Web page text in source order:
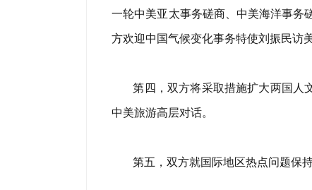
一轮中美亚太事务磋商、中美海洋事务
方欢迎中国气候变化事务特使刘振民访美
第四，双方将采取措施扩大两国人
中美旅游高层对话。
第五，双方就国际地区热点问题保